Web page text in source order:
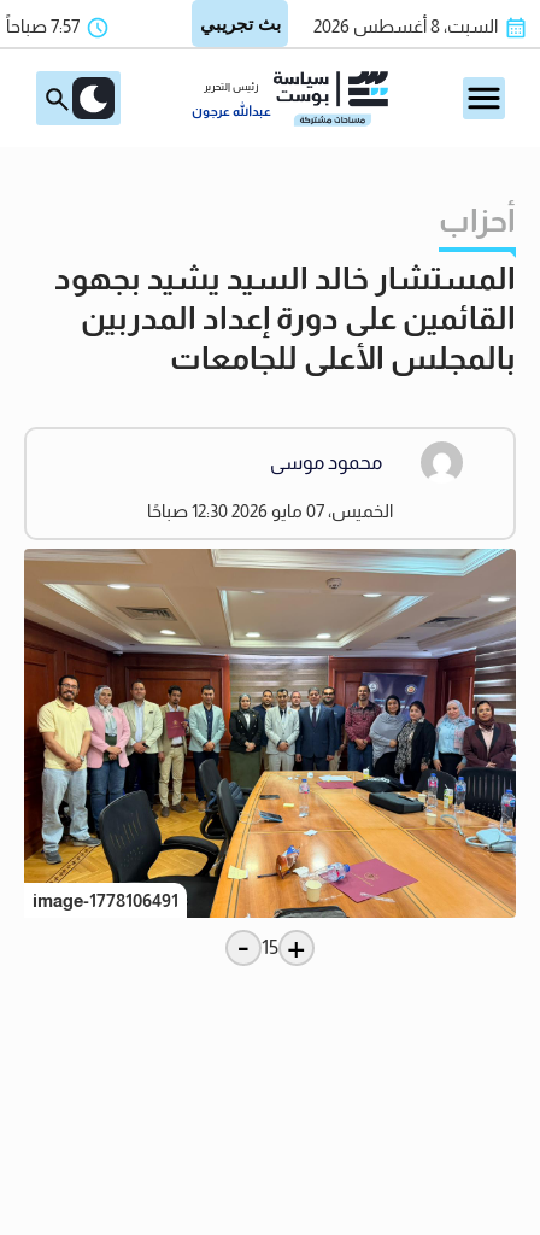
السبت، 8 أغسطس 2026 7:57 صباحاً
رئيس التحرير
عبدالله عرجون
أحزاب
المستشار خالد السيد يشيد بجهود
القائمين على دورة إعداد المدربين
بالمجلس الأعلى للجامعات
محمود موسى
الخميس، 07 مايو 2026 12:30 صباحًا
image-1778106491
+
15
-